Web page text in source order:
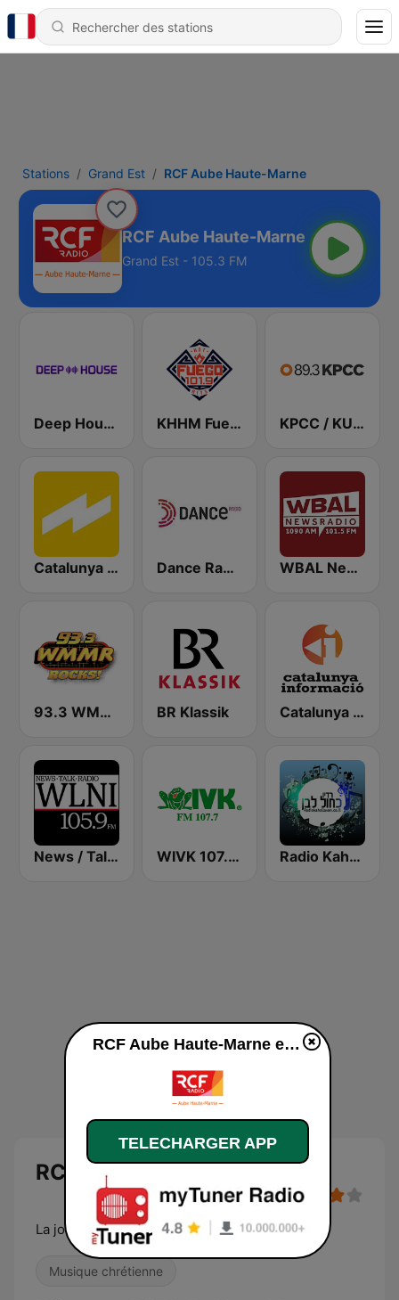
Stations Grand Est RCF Aube Haute-Marne
RCF Aube Haute-Marne
Grand Est - 105.3 FM
Deep House Radio KHHM Fuego 101.9 KPCC / KUOR / KVLA 89.3 FM
Catalunya Ràdio Dance Radio WBAL News Radio
93.3 WMMR Philadelphia BR Klassik Catalunya Informació
News / Talk WLNI 105.9 FM WIVK 107.7 FM Radio Kahol Lavan - רדיו כחול לבן
RCF Aube Haute-Marne
La joie se partage
Musique chrétienne
RCF Aube Haute-Marne en ligne
TELECHARGER APP